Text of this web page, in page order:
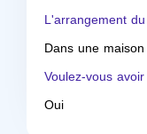
L'arrangement
Dans une
Voulez-vous
Oui